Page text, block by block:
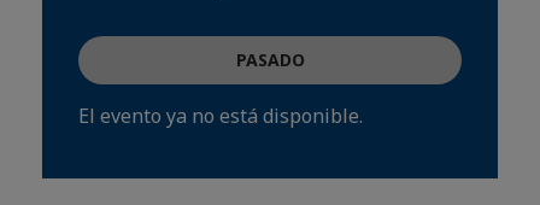
PASADO
El evento ya no está disponible.